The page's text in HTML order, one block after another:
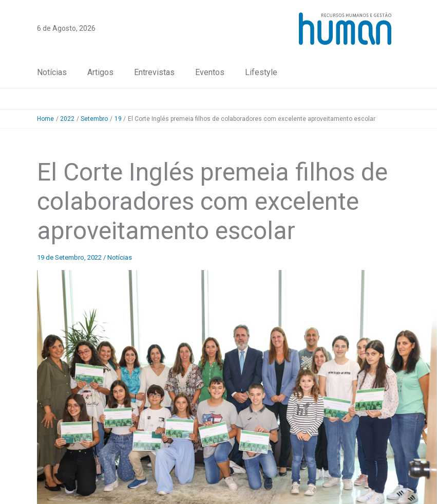
6 de Agosto, 2026
Notícias Artigos Entrevistas Eventos Lifestyle
Home 2022 Setembro 19 El Corte Inglés premeia filhos de colaboradores com excelente aproveitamento escolar
El Corte Inglés premeia filhos de
colaboradores com excelente
aproveitamento escolar
19 de Setembro, 2022 / Notícias